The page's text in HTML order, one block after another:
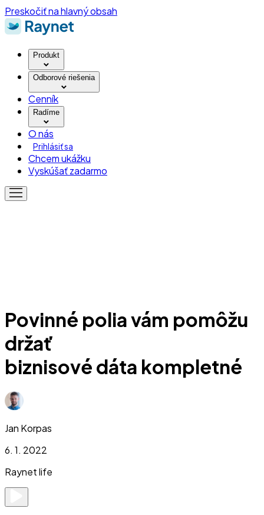
Preskočiť na hlavný obsah
Produkt
Odborové riešenia
Cenník
Radíme
O nás
Prihlásiť sa
Chcem ukážku
Vyskúšať zadarmo
Povinné polia vám pomôžu
držať
biznisové dáta kompletné
Jan Korpas
6. 1. 2022
Raynet life